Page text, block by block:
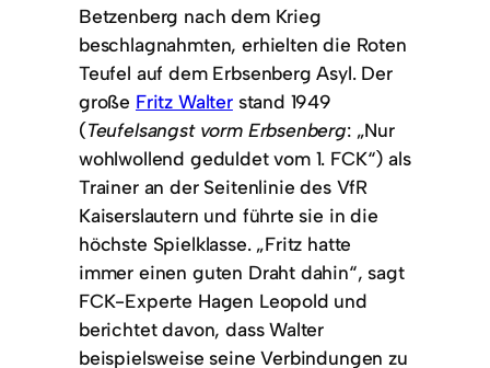
Betzenberg nach dem Krieg
beschlagnahmten, erhielten die Roten
Teufel auf dem Erbsenberg Asyl. Der
große Fritz Walterstand 1949
(Teufelsangst vorm Erbsenberg: „Nur
wohlwollend geduldet vom 1. FCK“) als
Trainer an der Seitenlinie des VfR
Kaiserslautern und führte sie in die
höchste Spielklasse. „Fritz hatte
immer einen guten Draht dahin“, sagt
FCK-Experte Hagen Leopold und
berichtet davon, dass Walter
beispielsweise seine Verbindungen zu